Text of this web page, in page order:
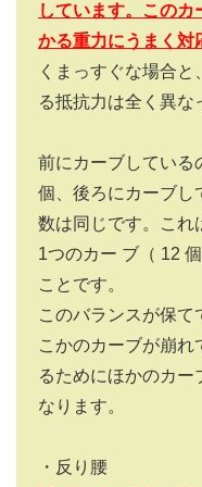
しています。この
かる重力にうまく対
くまっすぐな場合
る抵抗力は全く異な
前にカーブしている
個、後ろにカーブし
数は同じです。これ
1つのカー ブ（ 12
ことです。
このバランスが保
こかのカーブが崩れ
るためにほかのカー
なります。
・反り腰